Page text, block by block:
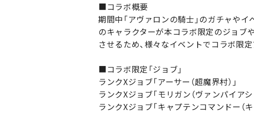
■コラボ概要
期間中「アヴァロンの騎士」のガチャやイ
のキャラクターが本コラボ限定のジョブ
させるため、様々なイベントでコラボ限定
■コラボ限定「ジョブ」
ランクXジョブ「アーサー（超魔界村）」
ランクXジョブ「モリガン（ヴァンパイアシ
ランクXジョブ「キャプテンコマンドー（